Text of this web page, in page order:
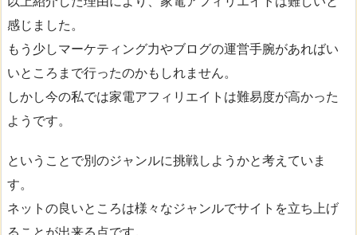
感じました。
もう少しマーケティング力やブログの運営手腕があればい
いところまで行ったのかもしれません。
しかし今の私では家電アフィリエイトは難易度が高かった
ようです。
ということで別のジャンルに挑戦しようかと考えていま
す。
ネットの良いところは様々なジャンルでサイトを立ち上げ